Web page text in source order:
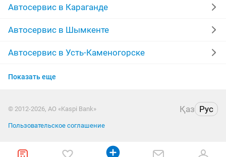
ремонт акпп ремонт радиаторов
химчистка салона моторист
полировка фар диагностика полировка
ремонт выезд
Автосервис в Караганде
Автосервис в Шымкенте
Автосервис в Усть-Каменогорске
Автосервис в Актобе
Автосервис в Костанае
Показать еще
© 2012-2026, АО «Kaspi Bank» Қаз Рус
Пользовательское соглашение